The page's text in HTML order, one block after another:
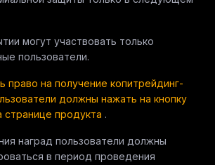
могут участвовать только
пользователи.
право на получение копитрейдинг-
должны нажать на кнопку
странице продукта .
наград пользователи должны
в период проведения